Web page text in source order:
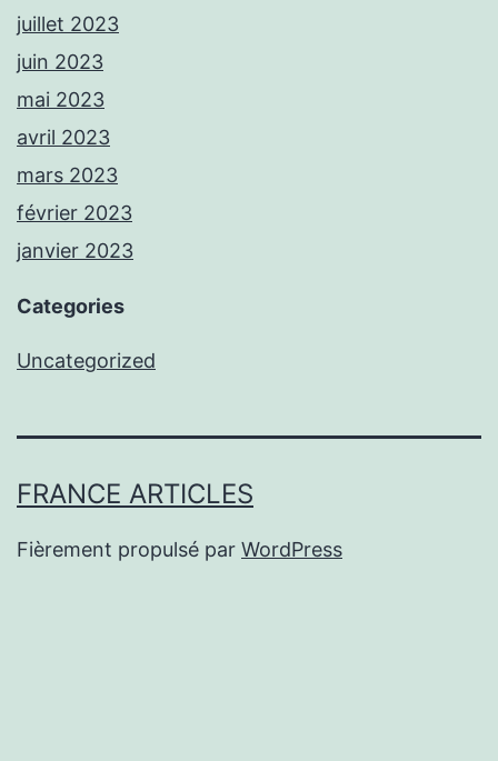
juillet 2023
juin 2023
mai 2023
avril 2023
mars 2023
février 2023
janvier 2023
Categories
Uncategorized
FRANCE ARTICLES
Fièrement propulsé par WordPress